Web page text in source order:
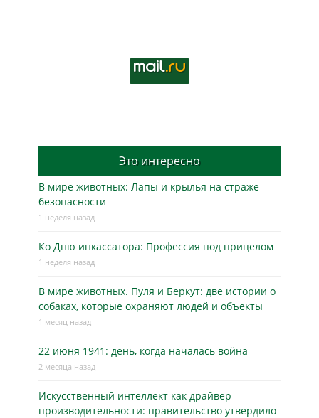
Это интересно
В мире животных: Лапы и крылья на страже
безопасности
1 неделя назад
Ко Дню инкассатора: Профессия под прицелом
1 неделя назад
В мире животных. Пуля и Беркут: две истории о
собаках, которые охраняют людей и объекты
1 месяц назад
22 июня 1941: день, когда началась война
2 месяца назад
Искусственный интеллект как драйвер
производительности: правительство утвердило